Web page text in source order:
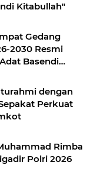
Kitabullah"
Gedang
2030 Resmi
Basendi
dengan
Perkuat
Rimba
Polri 2026